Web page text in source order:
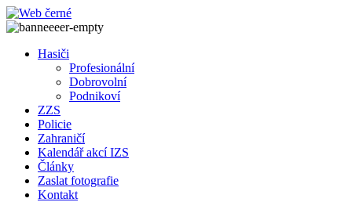
Přejít
k
Hasiči
Profesionální
Dobrovolní
Podnikoví
ZZS
Policie
Zahraničí
Kalendář akcí IZS
Články
Zaslat fotografie
Kontakt